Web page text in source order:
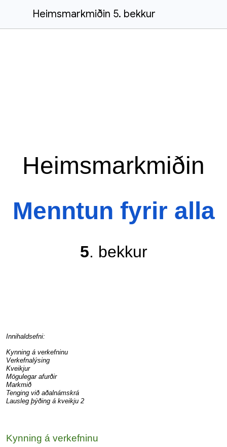
Heimsmarkmiðin 5. bekkur
Heimsmarkmiðin
Menntun fyrir alla
5. bekkur
Innihaldsefni:
Kynning á verkefninu
Verkefnalýsing
Kveikjur
Mögulegar afurðir
Markmið
Tenging við aðalnámskrá
Lausleg þýðing á kveikju 2
Kynning á verkefninu